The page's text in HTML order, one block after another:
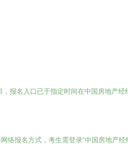
报名入口已于指定时间在中国房地产经
络报名方式，考生需登录“中国房地产经